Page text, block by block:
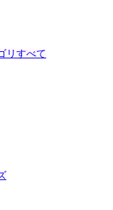
リすべて